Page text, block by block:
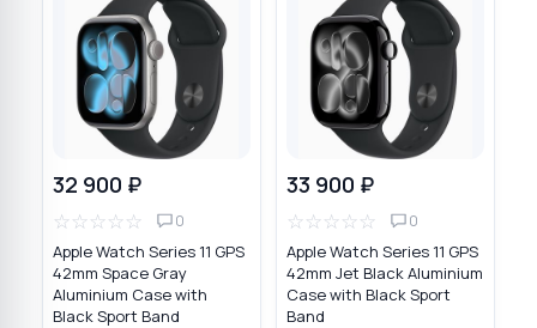
32 900 ₽
☆☆☆☆☆ 0
Apple Watch Series 11 GPS
42mm Space Gray
Aluminium Case with
Black Sport Band
33 900 ₽
☆☆☆☆☆ 0
Apple Watch Series 11 GPS
42mm Jet Black Aluminium
Case with Black Sport
Band